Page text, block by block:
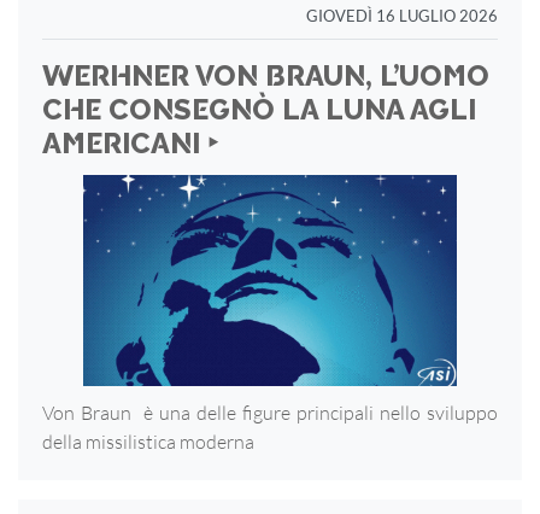
GIOVEDÌ 16 LUGLIO 2026
WERHNER VON BRAUN, L’UOMO
CHE CONSEGNÒ LA LUNA AGLI
AMERICANI ‣
Von Braun è una delle figure principali nello sviluppo
della missilistica moderna